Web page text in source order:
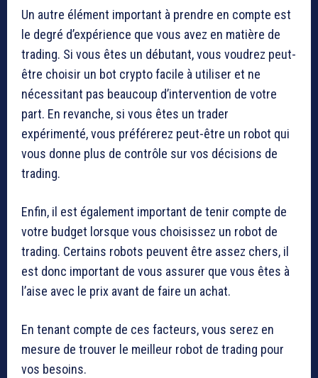
Un autre élément important à prendre en compte est
le degré d’expérience que vous avez en matière de
trading. Si vous êtes un débutant, vous voudrez peut-
être choisir un bot crypto facile à utiliser et ne
nécessitant pas beaucoup d’intervention de votre
part. En revanche, si vous êtes un trader
expérimenté, vous préférerez peut-être un robot qui
vous donne plus de contrôle sur vos décisions de
trading.
Enfin, il est également important de tenir compte de
votre budget lorsque vous choisissez un robot de
trading. Certains robots peuvent être assez chers, il
est donc important de vous assurer que vous êtes à
l’aise avec le prix avant de faire un achat.
En tenant compte de ces facteurs, vous serez en
mesure de trouver le meilleur robot de trading pour
vos besoins.